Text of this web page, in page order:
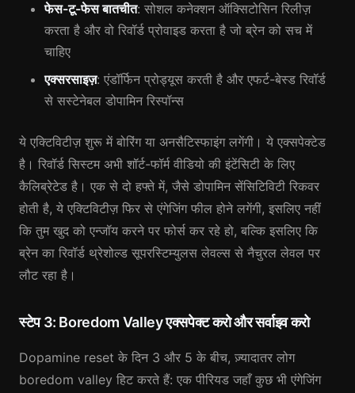
फेस-टू-फेस बातचीत: सोशल कनेक्शन ऑक्सिटोसिन रिलीज़
करता है और वो रिवॉर्ड प्रोवाइड करता है जो ब्रेन को सच में
चाहिए
एक्सरसाइज़: एंडॉर्फिन प्रोड्यूस करती है और एफर्ट-बेस्ड रिवॉर्ड
से सस्टेनेबल डोपामिन रिस्पॉन्स
ये एक्टिविटीज़ शुरू में बोरिंग या अनसैटिस्फाइंग लगेंगी। ये एक्सपेक्टेड
है। रिवॉर्ड सिस्टम अभी शॉर्ट-फॉर्म वीडियो की इंटेंसिटी के लिए
कैलिब्रेटेड है। एक से दो हफ्ते में, जैसे डोपामिन सेंसिटिविटी रिकवर
होती है, ये एक्टिविटीज़ फिर से एंगेजिंग फील होने लगेंगी, इसलिए नहीं
कि तुम खुद को एन्जॉय करने पर फोर्स कर रहे हो, बल्कि इसलिए कि
ब्रेन का रिवॉर्ड थ्रेशोल्ड सूपरस्टिम्युलस लेवल्स से नैचुरल लेवल पर
लौट रहा है।
स्टेप 3: Boredom Valley एक्सपेक्ट करो और सर्वाइव करो
Dopamine reset के दिन 3 और 5 के बीच, ज़्यादातर लोग
boredom valley हिट करते हैं: एक पीरियड जहाँ कुछ भी एंगेजिंग